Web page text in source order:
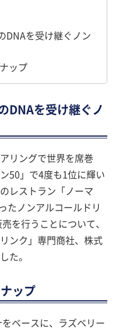
DNAを受け継ぐノン
ップ
DNAを受け継ぐノ
リングで世界を席巻
50」で4度も1位に輝い
レストラン「ノーマ
たノンアルコールドリ
を行うことについて、
ンク」専門商社、株式
た。
ップ
ベースに、ラズベリー